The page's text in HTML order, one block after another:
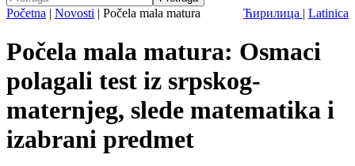
Ћирилица | Latinica
Početna | Novosti | Počela mala matura
Počela mala matura: Osmaci
polagali test iz srpskog-
maternjeg, slede matematika i
izabrani predmet